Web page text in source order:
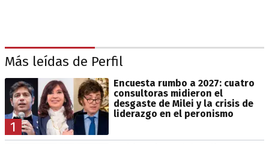
Más leídas de Perfil
1
Encuesta rumbo a 2027: cuatro
consultoras midieron el
desgaste de Milei y la crisis de
liderazgo en el peronismo